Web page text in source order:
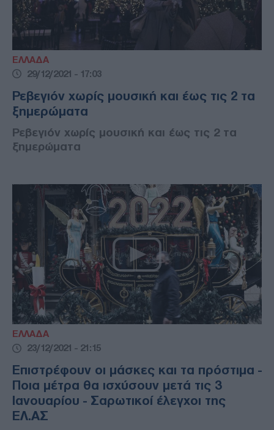
ΕΛΛΑΔΑ
29/12/2021 - 17:03
Ρεβεγιόν χωρίς μουσική και έως τις 2 τα
ξημερώματα
Ρεβεγιόν χωρίς μουσική και έως τις 2 τα
ξημερώματα
ΕΛΛΑΔΑ
23/12/2021 - 21:15
Επιστρέφουν οι μάσκες και τα πρόστιμα -
Ποια μέτρα θα ισχύσουν μετά τις 3
Ιανουαρίου - Σαρωτικοί έλεγχοι της
ΕΛ.ΑΣ